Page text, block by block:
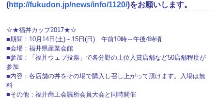
(http://fukudon.jp/news/info/1120/)をお願いします。
☆★福丼カップ2017★☆
■期間：10月14日(土)～15日(日) 午前10時～午後4時頃
■会場：福井県産業会館
■参加：「福丼ウェブ投票」で各分野の上位入賞店舗など50店舗程度が
参加
■内容：各店舗の丼をその場で購入し召し上がって頂けます。入場は無
料
■その他：福井商工会議所会員大会と同時開催